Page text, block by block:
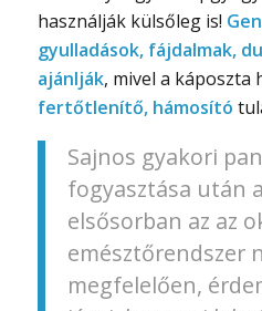
használják külsőleg is!
gyulladások, fájdalmak,
ajánlják, mivel a káposzta
fertőtlenítő, hámosító
Sajnos gyakori
fogyasztása után
elsősorban az az
emésztőrendszer
megfelelően,